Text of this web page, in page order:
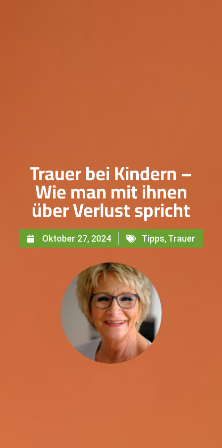
Trauer bei Kindern –
Wie man mit ihnen
über Verlust spricht
Oktober 27, 2024 Tipps,Trauer